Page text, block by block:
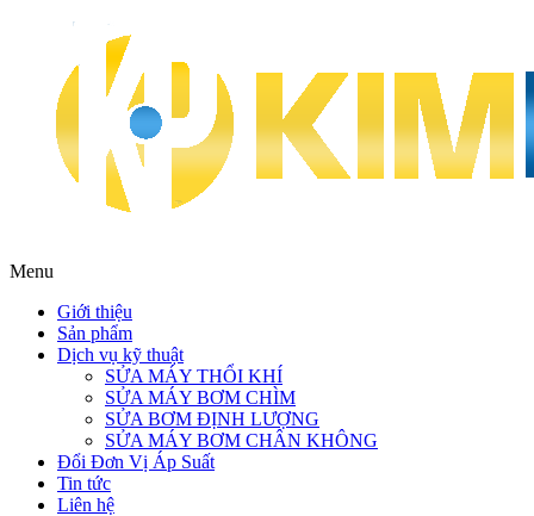
Menu
Giới thiệu
Sản phẩm
Dịch vụ kỹ thuật
SỬA MÁY THỔI KHÍ
SỬA MÁY BƠM CHÌM
SỬA BƠM ĐỊNH LƯỢNG
SỬA MÁY BƠM CHÂN KHÔNG
Đổi Đơn Vị Áp Suất
Tin tức
Liên hệ